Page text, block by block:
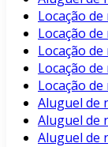
Locação
Locação
Locação
Locação
Locação
Aluguel de
Aluguel de
Aluguel de